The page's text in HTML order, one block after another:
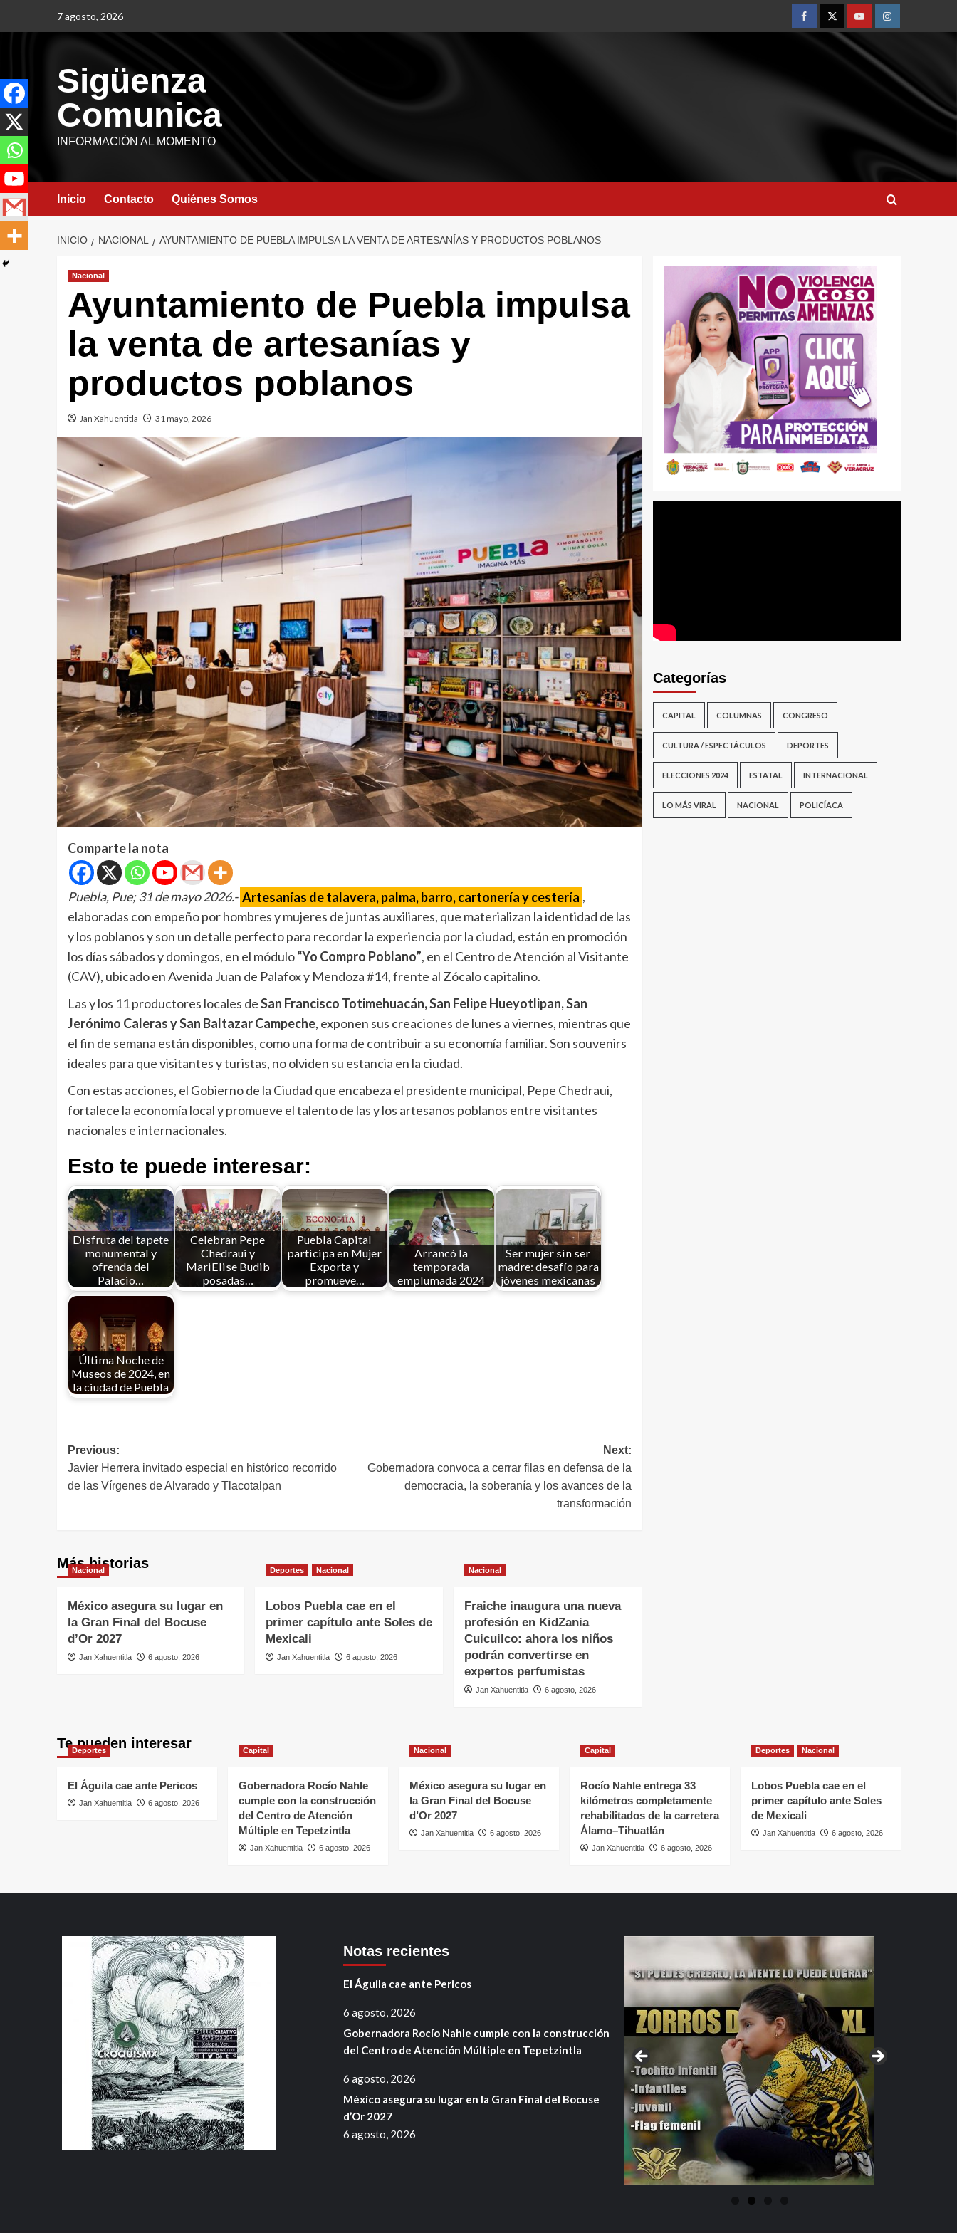
7 agosto, 2026
Sigüenza
Comunica
INFORMACIÓN AL MOMENTO
Inicio Contacto Quiénes Somos
INICIO NACIONAL AYUNTAMIENTO DE PUEBLA IMPULSA LA VENTA DE ARTESANÍAS Y PRODUCTOS POBLANOS
Nacional
Ayuntamiento de Puebla impulsa
la venta de artesanías y
productos poblanos
Jan Xahuentitla 31 mayo, 2026
Comparte la nota
Puebla, Pue; 31 de mayo 2026.- Artesanías de talavera, palma, barro, cartonería y cestería ,
elaboradas con empeño por hombres y mujeres de juntas auxiliares, que materializan la identidad de las
y los poblanos y son un detalle perfecto para recordar la experiencia por la ciudad, están en promoción
los días sábados y domingos, en el módulo“Yo Compro Poblano”, en el Centro de Atención al Visitante
(CAV), ubicado en Avenida Juan de Palafox y Mendoza #14, frente al Zócalo capitalino.
Las y los 11 productores locales deSan Francisco Totimehuacán, San Felipe Hueyotlipan, San
Jerónimo Caleras y San Baltazar Campeche, exponen sus creaciones de lunes a viernes, mientras que
el fin de semana están disponibles, como una forma de contribuir a su economía familiar. Son souvenirs
ideales para que visitantes y turistas, no olviden su estancia en la ciudad.
Con estas acciones, el Gobierno de la Ciudad que encabeza el presidente municipal, Pepe Chedraui,
fortalece la economía local y promueve el talento de las y los artesanos poblanos entre visitantes
nacionales e internacionales.
Esto te puede interesar:
Disfruta del tapete
monumental y
ofrenda del
Palacio…
Celebran Pepe
Chedraui y
MariElise Budib
posadas…
Puebla Capital
participa en Mujer
Exporta y
promueve…
Arrancó la
temporada
emplumada 2024
Ser mujer sin ser
madre: desafío para
jóvenes mexicanas
Última Noche de
Museos de 2024, en
la ciudad de Puebla
Previous:
Javier Herrera invitado especial en histórico recorrido
de las Vírgenes de Alvarado y Tlacotalpan
Next:
Gobernadora convoca a cerrar filas en defensa de la
democracia, la soberanía y los avances de la
transformación
Más historias
Nacional
México asegura su lugar en
la Gran Final del Bocuse
d’Or 2027
Jan Xahuentitla 6 agosto, 2026
Deportes Nacional
Lobos Puebla cae en el
primer capítulo ante Soles de
Mexicali
Jan Xahuentitla 6 agosto, 2026
Nacional
Fraiche inaugura una nueva
profesión en KidZania
Cuicuilco: ahora los niños
podrán convertirse en
expertos perfumistas
Jan Xahuentitla 6 agosto, 2026
Categorías
CAPITAL COLUMNAS CONGRESO
CULTURA / ESPECTÁCULOS DEPORTES
ELECCIONES 2024 ESTATAL INTERNACIONAL
LO MÁS VIRAL NACIONAL POLICÍACA
Te pueden interesar
Deportes
El Águila cae ante Pericos
Jan Xahuentitla 6 agosto, 2026
Capital
Gobernadora Rocío Nahle
cumple con la construcción
del Centro de Atención
Múltiple en Tepetzintla
Jan Xahuentitla 6 agosto, 2026
Nacional
México asegura su lugar en
la Gran Final del Bocuse
d’Or 2027
Jan Xahuentitla 6 agosto, 2026
Capital
Rocío Nahle entrega 33
kilómetros completamente
rehabilitados de la carretera
Álamo–Tihuatlán
Jan Xahuentitla 6 agosto, 2026
Deportes Nacional
Lobos Puebla cae en el
primer capítulo ante Soles
de Mexicali
Jan Xahuentitla 6 agosto, 2026
Notas recientes
El Águila cae ante Pericos
6 agosto, 2026
Gobernadora Rocío Nahle cumple con la construcción
del Centro de Atención Múltiple en Tepetzintla
6 agosto, 2026
México asegura su lugar en la Gran Final del Bocuse
d’Or 2027
6 agosto, 2026